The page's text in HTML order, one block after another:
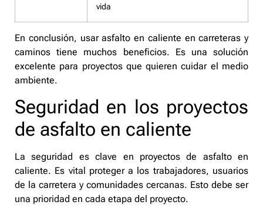
vida
En conclusión, usar asfalto en caliente en carreteras y
caminos tiene muchos beneficios. Es una solución
excelente para proyectos que quieren cuidar el medio
ambiente.
Seguridad en los proyectos
de asfalto en caliente
La seguridad es clave en proyectos de asfalto en
caliente. Es vital proteger a los trabajadores, usuarios
de la carretera y comunidades cercanas. Esto debe ser
una prioridad en cada etapa del proyecto.